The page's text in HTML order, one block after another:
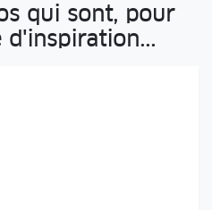
qui sont, pour
d'inspiration...